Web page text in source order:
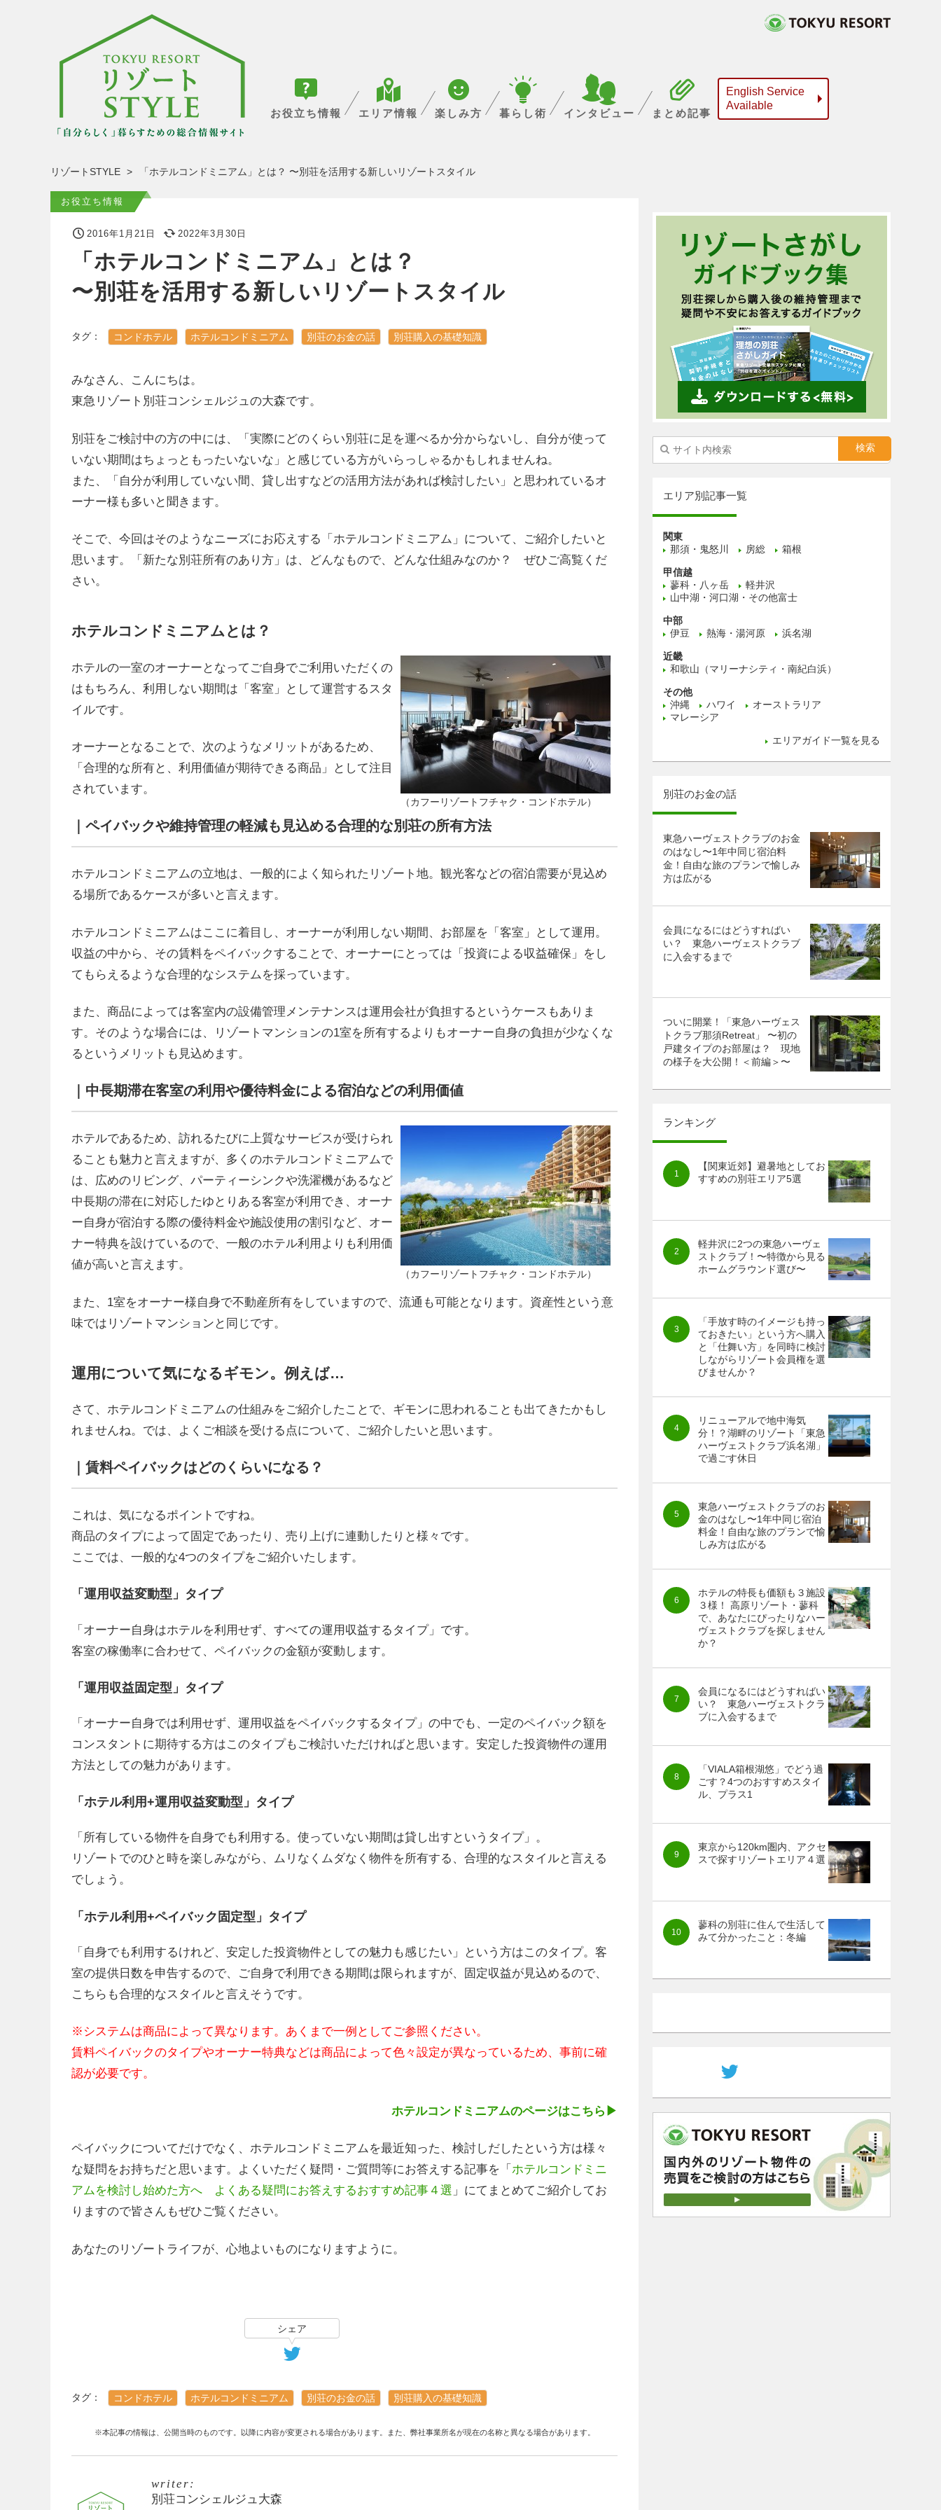
お役立ち情報 エリア情報 楽しみ方 暮らし術 インタビュー まとめ記事
English Service
Available
リゾートSTYLE 「ホテルコンドミニアム」とは？ 〜別荘を活用する新しいリゾートスタイル
2016年1月21日 2022年3月30日
「ホテルコンドミニアム」とは？
〜別荘を活用する新しいリゾートスタイル
タグ： コンドホテル ホテルコンドミニアム 別荘のお金の話 別荘購入の基礎知識
お役立ち情報
みなさん、こんにちは。
東急リゾート別荘コンシェルジュの大森です。
別荘をご検討中の方の中には、「実際にどのくらい別荘に足を運べるか分からないし、自分が使って
いない期間はちょっともったいないな」と感じている方がいらっしゃるかもしれませんね。
また、「自分が利用していない間、貸し出すなどの活用方法があれば検討したい」と思われているオ
ーナー様も多いと聞きます。
そこで、今回はそのようなニーズにお応えする「ホテルコンドミニアム」について、ご紹介したいと
思います。「新たな別荘所有のあり方」は、どんなもので、どんな仕組みなのか？ ぜひご高覧くだ
さい。
ホテルコンドミニアムとは？
（カフーリゾートフチャク・コンドホテル）
ホテルの一室のオーナーとなってご自身でご利用いただくの
はもちろん、利用しない期間は「客室」として運営するスタ
イルです。
オーナーとなることで、次のようなメリットがあるため、
「合理的な所有と、利用価値が期待できる商品」として注目
されています。
｜ペイバックや維持管理の軽減も見込める合理的な別荘の所有方法
ホテルコンドミニアムの立地は、一般的によく知られたリゾート地。観光客などの宿泊需要が見込め
る場所であるケースが多いと言えます。
ホテルコンドミニアムはここに着目し、オーナーが利用しない期間、お部屋を「客室」として運用。
収益の中から、その賃料をペイバックすることで、オーナーにとっては「投資による収益確保」をし
てもらえるような合理的なシステムを採っています。
また、商品によっては客室内の設備管理メンテナンスは運用会社が負担するというケースもありま
す。そのような場合には、リゾートマンションの1室を所有するよりもオーナー自身の負担が少なくな
るというメリットも見込めます。
｜中長期滞在客室の利用や優待料金による宿泊などの利用価値
（カフーリゾートフチャク・コンドホテル）
ホテルであるため、訪れるたびに上質なサービスが受けられ
ることも魅力と言えますが、多くのホテルコンドミニアムで
は、広めのリビング、パーティーシンクや洗濯機があるなど
中長期の滞在に対応したゆとりある客室が利用でき、オーナ
ー自身が宿泊する際の優待料金や施設使用の割引など、オー
ナー特典を設けているので、一般のホテル利用よりも利用価
値が高いと言えます。
また、1室をオーナー様自身で不動産所有をしていますので、流通も可能となります。資産性という意
味ではリゾートマンションと同じです。
運用について気になるギモン。例えば…
さて、ホテルコンドミニアムの仕組みをご紹介したことで、ギモンに思われることも出てきたかもし
れませんね。では、よくご相談を受ける点について、ご紹介したいと思います。
｜賃料ペイバックはどのくらいになる？
これは、気になるポイントですね。
商品のタイプによって固定であったり、売り上げに連動したりと様々です。
ここでは、一般的な4つのタイプをご紹介いたします。
「運用収益変動型」タイプ
「オーナー自身はホテルを利用せず、すべての運用収益するタイプ」です。
客室の稼働率に合わせて、ペイバックの金額が変動します。
「運用収益固定型」タイプ
「オーナー自身では利用せず、運用収益をペイバックするタイプ」の中でも、一定のペイバック額を
コンスタントに期待する方はこのタイプもご検討いただければと思います。安定した投資物件の運用
方法としての魅力があります。
「ホテル利用+運用収益変動型」タイプ
「所有している物件を自身でも利用する。使っていない期間は貸し出すというタイプ」。
リゾートでのひと時を楽しみながら、ムリなくムダなく物件を所有する、合理的なスタイルと言える
でしょう。
「ホテル利用+ペイバック固定型」タイプ
「自身でも利用するけれど、安定した投資物件としての魅力も感じたい」という方はこのタイプ。客
室の提供日数を申告するので、ご自身で利用できる期間は限られますが、固定収益が見込めるので、
こちらも合理的なスタイルと言えそうです。
※システムは商品によって異なります。あくまで一例としてご参照ください。
賃料ペイバックのタイプやオーナー特典などは商品によって色々設定が異なっているため、事前に確
認が必要です。
ホテルコンドミニアムのページはこちら▶
ペイバックについてだけでなく、ホテルコンドミニアムを最近知った、検討しだしたという方は様々
な疑問をお持ちだと思います。よくいただく疑問・ご質問等にお答えする記事を「 ホテルコンドミニ
アムを検討し始めた方へ よくある疑問にお答えするおすすめ記事４選 」にてまとめてご紹介してお
りますので皆さんもぜひご覧ください。
あなたのリゾートライフが、心地よいものになりますように。
シェア
タグ： コンドホテル ホテルコンドミニアム 別荘のお金の話 別荘購入の基礎知識
※本記事の情報は、公開当時のものです。以降に内容が変更される場合があります。また、弊社事業所名が現在の名称と異なる場合があります。
writer:
別荘コンシェルジュ大森
エリア別記事一覧
関東
那須・鬼怒川
房総 箱根
甲信越
蓼科・八ヶ岳
軽井沢
山中湖・河口湖・その他富士
中部
伊豆
熱海・湯河原 浜名湖
近畿
和歌山（マリーナシティ・南紀白浜）
その他
沖縄
ハワイ
オーストラリア
マレーシア
エリアガイド一覧を見る
別荘のお金の話
東急ハーヴェストクラブのお金
のはなし〜1年中同じ宿泊料
金！自由な旅のプランで愉しみ
方は広がる
会員になるにはどうすればい
い？ 東急ハーヴェストクラブ
に入会するまで
ついに開業！「東急ハーヴェス
トクラブ那須Retreat」 〜初の
戸建タイプのお部屋は？ 現地
の様子を大公開！＜前編＞〜
ランキング
【関東近郊】避暑地としてお
すすめの別荘エリア5選
軽井沢に2つの東急ハーヴェ
ストクラブ！〜特徴から見る
ホームグラウンド選び〜
「手放す時のイメージも持っ
ておきたい」という方へ購入
と「仕舞い方」を同時に検討
しながらリゾート会員権を選
びませんか？
リニューアルで地中海気
分！？湖畔のリゾート「東急
ハーヴェストクラブ浜名湖」
で過ごす休日
東急ハーヴェストクラブのお
金のはなし〜1年中同じ宿泊
料金！自由な旅のプランで愉
しみ方は広がる
ホテルの特長も価額も３施設
３様！ 高原リゾート・蓼科
で、あなたにぴったりなハー
ヴェストクラブを探しません
か？
会員になるにはどうすればい
い？ 東急ハーヴェストクラ
ブに入会するまで
「VIALA箱根湖悠」でどう過
ごす？4つのおすすめスタイ
ル、プラス1
東京から120km圏内、アクセ
スで探すリゾートエリア４選
蓼科の別荘に住んで生活して
みて分かったこと：冬編